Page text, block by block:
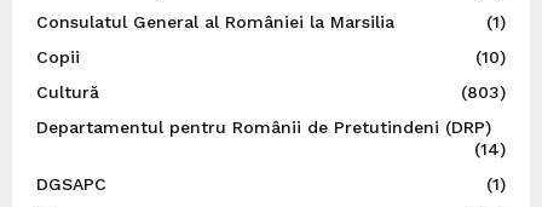
Consulatul General al României la Marsilia
(1)
Copii
(10)
Cultură
(803)
Departamentul pentru Românii de Pretutindeni (DRP)
(14)
DGSAPC
(1)